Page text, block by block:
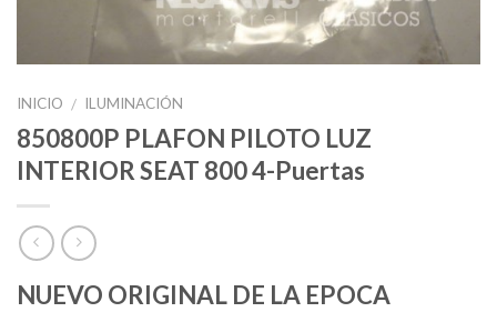
INICIO / ILUMINACIÓN
850800P PLAFON PILOTO LUZ
INTERIOR SEAT 800 4-Puertas
NUEVO ORIGINAL DE LA EPOCA